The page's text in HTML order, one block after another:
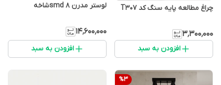
چراغ مطالعه پایه سنگ کد T307
۳٬۳۰۰٬۰۰۰
افزودن به سبد
لوستر مدرن smd ۸شاخه
۱۴٬۶۰۰٬۰۰۰
افزودن به سبد
%3